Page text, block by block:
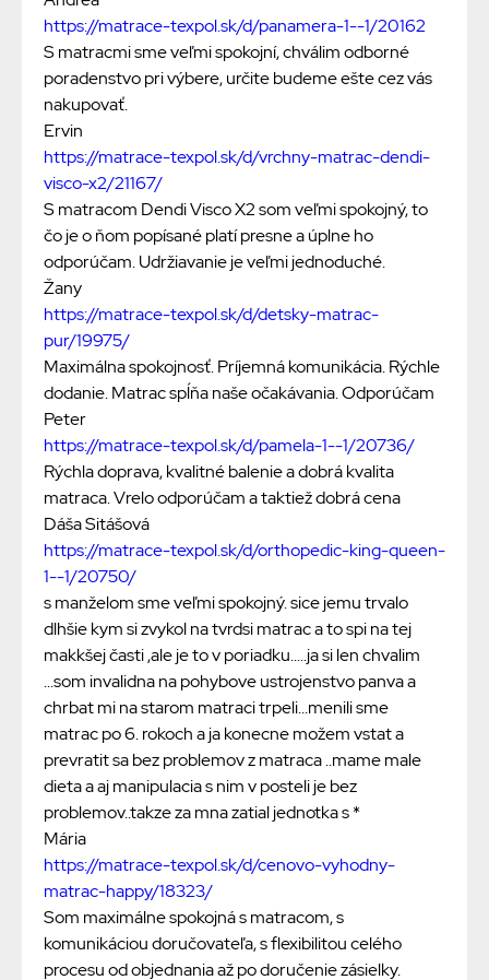
https://matrace-texpol.sk/d/panamera-1--1/20162
S matracmi sme veľmi spokojní, chválim odborné
poradenstvo pri výbere, určite budeme ešte cez vás
nakupovať.
Ervin
https://matrace-texpol.sk/d/vrchny-matrac-dendi-
visco-x2/21167/
S matracom Dendi Visco X2 som veľmi spokojný, to
čo je o ňom popísané platí presne a úplne ho
odporúčam. Udržiavanie je veľmi jednoduché.
Žany
https://matrace-texpol.sk/d/detsky-matrac-
pur/19975/
Maximálna spokojnosť. Príjemná komunikácia. Rýchle
dodanie. Matrac spĺňa naše očakávania. Odporúčam
Peter
https://matrace-texpol.sk/d/pamela-1--1/20736/
Rýchla doprava, kvalitné balenie a dobrá kvalita
matraca. Vrelo odporúčam a taktiež dobrá cena
Dáša Sitášová
https://matrace-texpol.sk/d/orthopedic-king-queen-
1--1/20750/
s manželom sme veľmi spokojný. sice jemu trvalo
dlhšie kym si zvykol na tvrdsi matrac a to spi na tej
makkšej časti ,ale je to v poriadku.....ja si len chvalim
...som invalidna na pohybove ustrojenstvo panva a
chrbat mi na starom matraci trpeli...menili sme
matrac po 6. rokoch a ja konecne možem vstat a
prevratit sa bez problemov z matraca ..mame male
dieta a aj manipulacia s nim v posteli je bez
problemov..takze za mna zatial jednotka s *
Mária
https://matrace-texpol.sk/d/cenovo-vyhodny-
matrac-happy/18323/
Som maximálne spokojná s matracom, s
komunikáciou doručovateľa, s flexibilitou celého
procesu od objednania až po doručenie zásielky.